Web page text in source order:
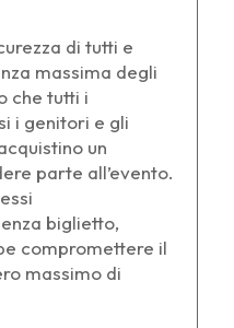
di tutti e
massima degli
che tutti i
i genitori e gli
un
parte all’evento.
biglietto,
compromettere il
massimo di